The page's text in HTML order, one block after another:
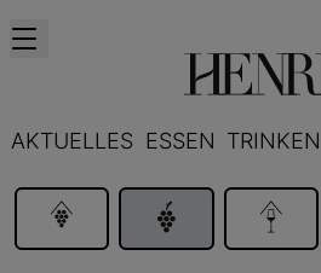
AKTUELLES ESSEN TRINKEN